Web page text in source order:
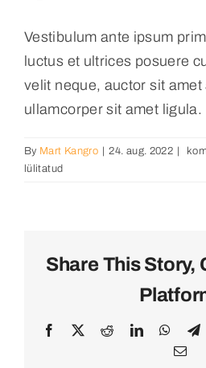
Eesti
Vestibulum ante ipsum
luctus et ultrices posuere
velit neque, auctor sit amet
ullamcorper sit amet ligula.
By Mart Kangro 24. aug. 2022
lülitatud
Share This Story,
Facebook RedditLinkedIn
E-